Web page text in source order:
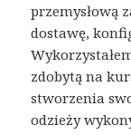
przemysłową
dostawę,
zdobytą na
stworzenia
odzieży